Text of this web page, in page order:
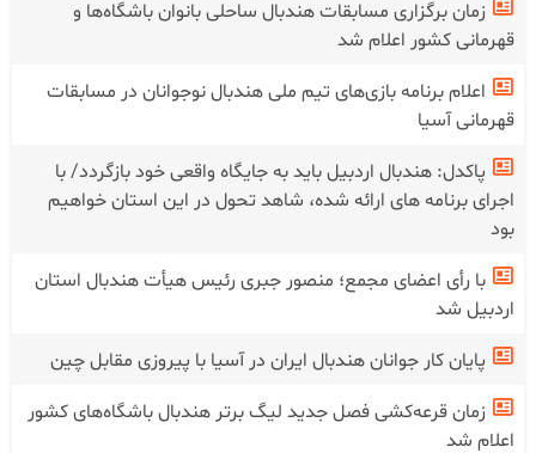
زمان برگزاری مسابقات هندبال ساحلی بانوان باشگاه‌ها و
قهرمانی کشور اعلام شد
اعلام برنامه بازی‌های تیم ملی هندبال نوجوانان در مسابقات
قهرمانی آسیا
پاکدل: هندبال اردبیل باید به جایگاه واقعی خود بازگردد/ با
اجرای برنامه های ارائه شده، شاهد تحول در این استان خواهیم
بود
با رأی اعضای مجمع؛ منصور جبری رئیس هیأت هندبال استان
اردبیل شد
پایان کار جوانان هندبال ایران در آسیا با پیروزی مقابل چین
زمان قرعه‌کشی فصل جدید لیگ برتر هندبال باشگاه‌های کشور
اعلام شد